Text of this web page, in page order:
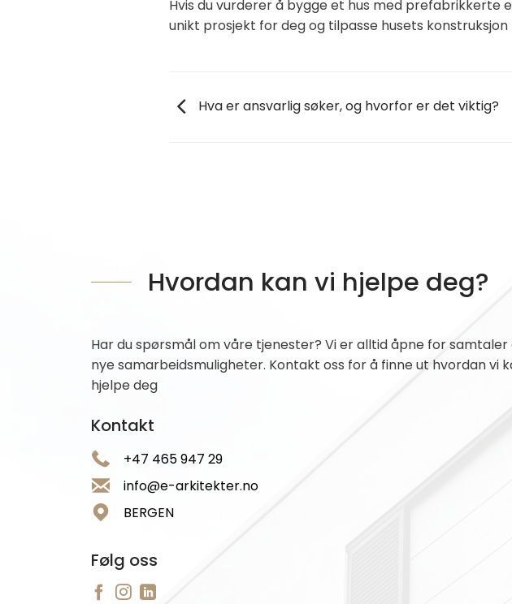
Hvis du vurderer å bygge et hus med prefabrikkerte
unikt prosjekt for deg og tilpasse husets
Hva er ansvarlig søker, og hvorfor er det viktig?
Hvordan kan vi hjelpe deg?
Har du spørsmål om våre tjenester? Vi er alltid åpne for samtaler
nye samarbeidsmuligheter. Kontakt oss for å finne ut hvordan vi
hjelpe deg
Kontakt
+47 465 947 29
info@e-arkitekter.no
BERGEN
Følg oss